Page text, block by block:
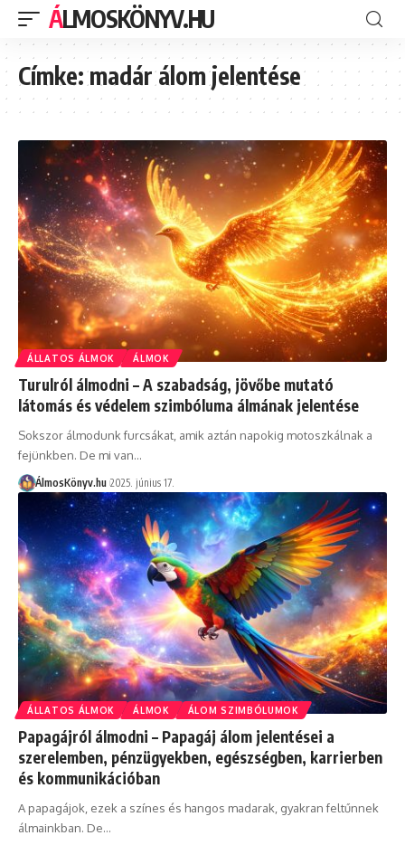
ÁLMOSKÖNYV.HU
Címke:madár álom jelentése
ÁLLATOS ÁLMOK ÁLMOK
Turulról álmodni – A szabadság, jövőbe mutató
látomás és védelem szimbóluma álmának jelentése
Sokszor álmodunk furcsákat, amik aztán napokig motoszkálnak a
fejünkben. De mi van…
ÁlmosKönyv.hu 2025. június 17.
ÁLLATOS ÁLMOK ÁLMOK ÁLOM SZIMBÓLUMOK
Papagájról álmodni – Papagáj álom jelentései a
szerelemben, pénzügyekben, egészségben, karrierben
és kommunikációban
A papagájok, ezek a színes és hangos madarak, gyakran feltűnnek
álmainkban. De…